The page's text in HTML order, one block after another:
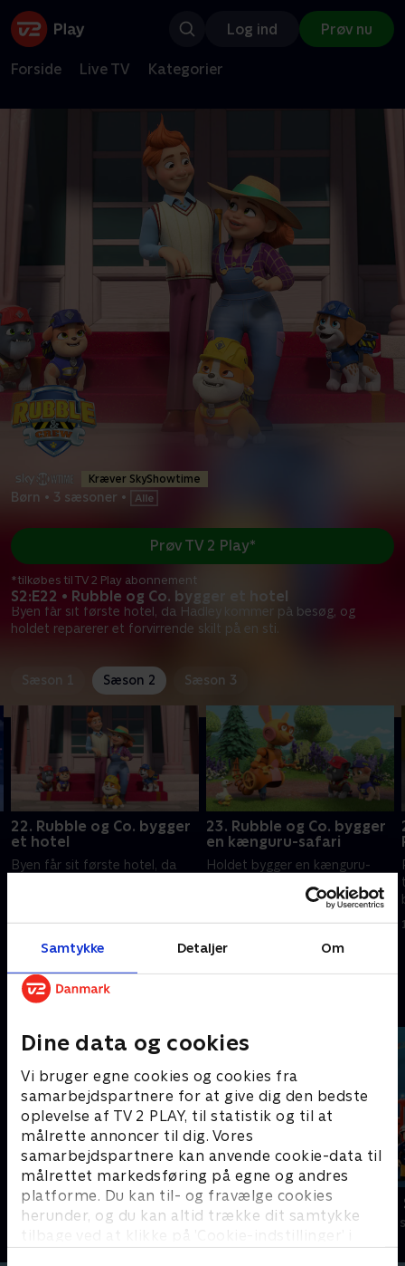
Samtykke Detaljer Om
Dine data og cookies
Vi bruger egne cookies og cookies fra
samarbejdspartnere for at give dig den bedste
oplevelse af TV 2 PLAY, til statistik og til at
målrette annoncer til dig. Vores
samarbejdspartnere kan anvende cookie-data til
målrettet markedsføring på egne og andres
platforme. Du kan til- og fravælge cookies
herunder, og du kan altid trække dit samtykke
tilbage ved at klikke på ’Cookie-indstillinger’ i
Log ind Prøv nu
Forside Live TV Kategorier
Kræver SkyShowtime
Børn • 3 sæsoner •
S2:E22 • Rubble og Co. bygger et hotel
Byen får sit første hotel, da Hadley kommer på besøg, og
holdet reparerer et forvirrende skilt på en sti.
Prøv TV 2 Play*
*tilkøbes til TV 2 Play abonnement
Sæson 1 Sæson 2 Sæson 3
22. Rubble og Co. bygger
et hotel
Byen får sit første hotel, da
18. oktober 2025 • 22 min
23. Rubble og Co. bygger
en kænguru-safari
Holdet bygger en kænguru-
Meister udfordrer vovserne til
18. oktober 2025 • 22 min
Andre så også
Geckos Garage
Børneserier • 2 sæsoner
Brandmand
Børneserier • 1